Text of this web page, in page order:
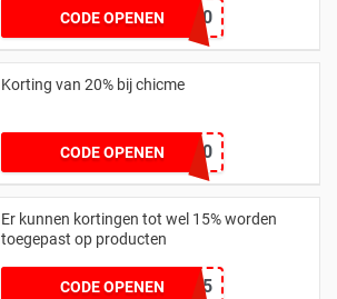
CODE OPENENWELKOM20
Korting van 20% bij chicme
CODE OPENENapollo20
Er kunnen kortingen tot wel 15% worden
toegepast op producten
CODE OPENEN ZQ15